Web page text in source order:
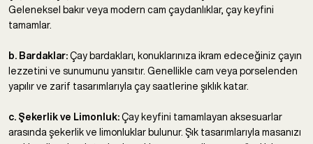
Geleneksel bakır veya modern cam çaydanlıklar, çay keyfini
tamamlar.
b. Bardaklar: Çay bardakları, konuklarınıza ikram edeceğiniz çayın
lezzetini ve sunumunu yansıtır. Genellikle cam veya porselenden
yapılır ve zarif tasarımlarıyla çay saatlerine şıklık katar.
c. Şekerlik ve Limonluk: Çay keyfini tamamlayan aksesuarlar
arasında şekerlik ve limonluklar bulunur. Şık tasarımlarıyla masanızı